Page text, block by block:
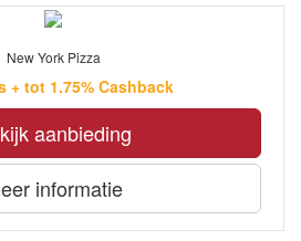
New York Pizza
+ tot 1.75% Cashback
aanbieding
informatie